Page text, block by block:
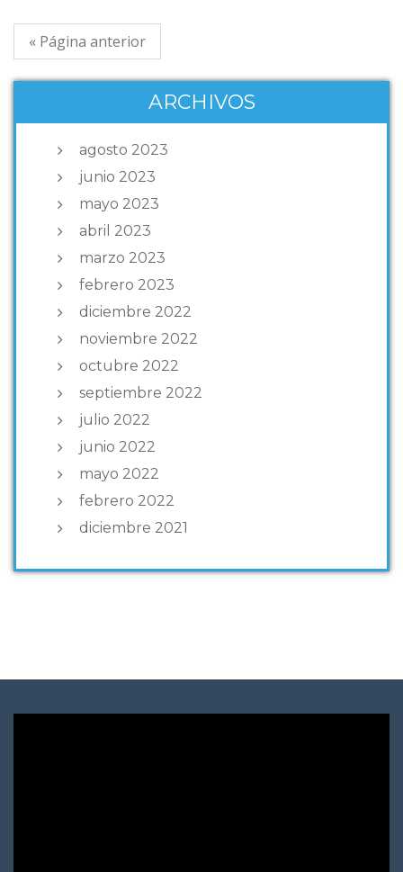
« Página anterior
ARCHIVOS
agosto 2023
junio 2023
mayo 2023
abril 2023
marzo 2023
febrero 2023
diciembre 2022
noviembre 2022
octubre 2022
septiembre 2022
julio 2022
junio 2022
mayo 2022
febrero 2022
diciembre 2021